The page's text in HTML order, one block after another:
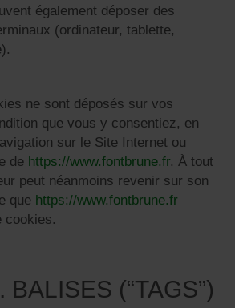
également déposer des
(ordinateur, tablette,
ne sont déposés sur vos
que vous y consentiez, en
sur le Site Internet ou
de https://www.fontbrune.fr. À tout
peut néanmoins revenir sur son
que https://www.fontbrune.fr
cookies.
(“TAGS”)